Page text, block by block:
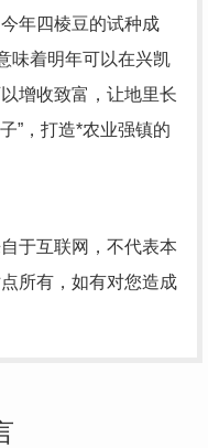
年四棱豆的试种成
味着明年可以在兴凯
增收致富，让地里长
”，打造*农业强镇的
于互联网，不代表本
所有，如有对您造成